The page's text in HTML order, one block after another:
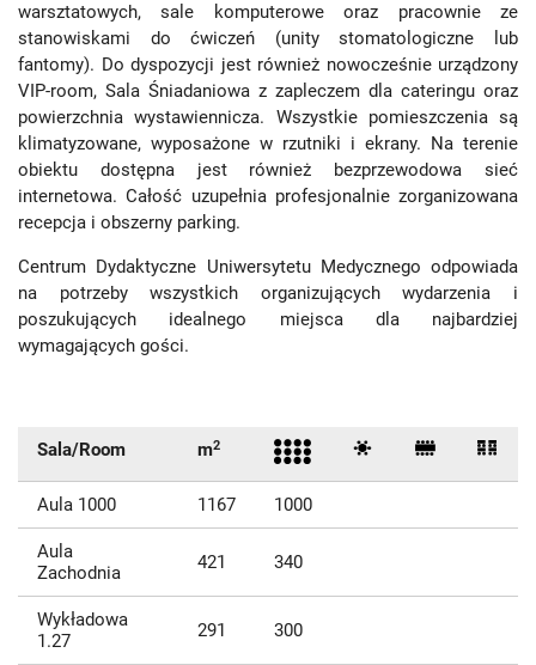
warsztatowych, sale komputerowe oraz pracownie ze
stanowiskami do ćwiczeń (unity stomatologiczne lub
fantomy). Do dyspozycji jest również nowocześnie urządzony
VIP-room, Sala Śniadaniowa z zapleczem dla cateringu oraz
powierzchnia wystawiennicza. Wszystkie pomieszczenia są
klimatyzowane, wyposażone w rzutniki i ekrany. Na terenie
obiektu dostępna jest również bezprzewodowa sieć
internetowa. Całość uzupełnia profesjonalnie zorganizowana
recepcja i obszerny parking.
Centrum Dydaktyczne Uniwersytetu Medycznego odpowiada
na potrzeby wszystkich organizujących wydarzenia i
poszukujących idealnego miejsca dla najbardziej
wymagających gości.
Sala/Room m2
Aula 1000 1167 1000
Aula
Zachodnia
421 340
Wykładowa
1.27
291 300